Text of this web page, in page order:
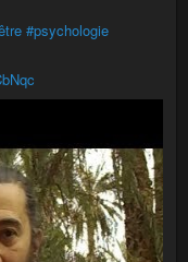
#psychologie